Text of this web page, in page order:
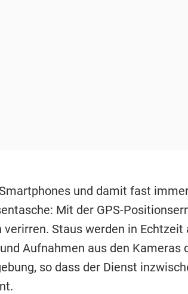
und damit fast
Mit der GPS-
verirren. Staus werden in Echtzeit
Aufnahmen aus den Kameras
so dass der Dienst